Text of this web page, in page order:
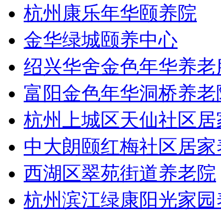
杭州康乐年华颐养院
金华绿城颐养中心
绍兴华舍金色年华养
富阳金色年华洞桥养老
杭州上城区天仙社区
中大朗颐红梅社区居
西湖区翠苑街道养老院
杭州滨江绿康阳光家